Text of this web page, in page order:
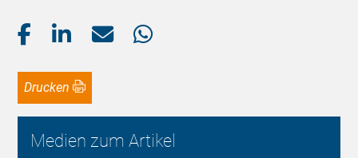
Drucken
Medien zum Artikel